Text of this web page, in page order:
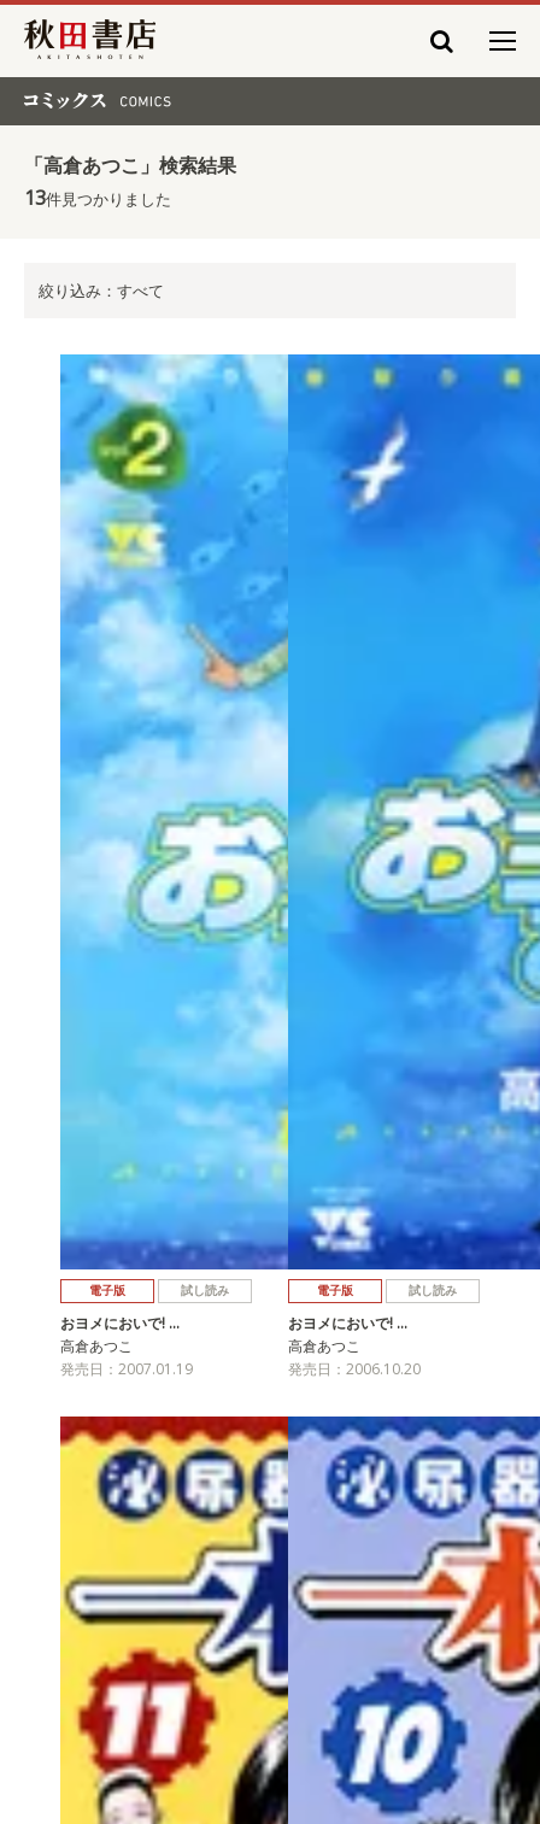
秋田書店
「高倉あつこ」検索結果
13件見つかりました
絞り込み：すべて
電子版 試し読み
おヨメにおいで! …
高倉あつこ
発売日：2007.01.19
電子版 試し読み
おヨメにおいで! …
高倉あつこ
発売日：2006.10.20